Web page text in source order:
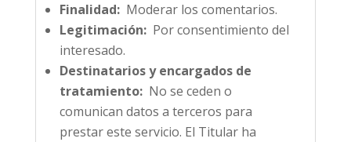
Finalidad:Moderar los comentarios.
Legitimación:Por consentimiento del
interesado.
Destinatarios y encargados de
tratamiento:No se ceden o
comunican datos a terceros para
prestar este servicio. El Titular ha